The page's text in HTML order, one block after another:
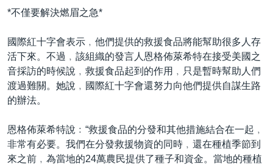
*不僅要解決燃眉之急*
國際紅十字會表示﹐他們提供的救援食品將能幫助很多人存
活下來。不過﹐該組織的發言人恩格佈萊希特在接受美國之
音採訪的時候說﹐救援食品起到的作用﹐只是暫時幫助人們
渡過難關。她說﹐國際紅十字會還努力向他們提供自謀生路
的辦法。
恩格佈萊希特說﹕“救援食品的分發和其他措施結合在一起﹐
非常有必要。我們在分發救援物資的同時﹐還在種植季節到
來之前﹐為當地的24萬農民提供了種子和資金。當地的種植